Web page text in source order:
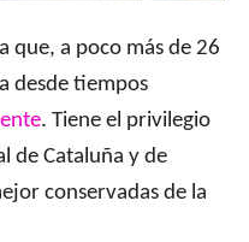
que, a poco más de 26
desde tiempos
. Tiene el privilegio
de Cataluña y de
conservadas de la